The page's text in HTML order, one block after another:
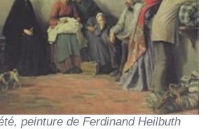
peinture de Ferdinand Heilbuth